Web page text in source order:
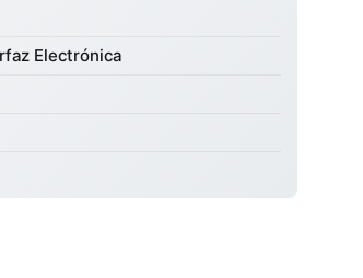
Electrónica